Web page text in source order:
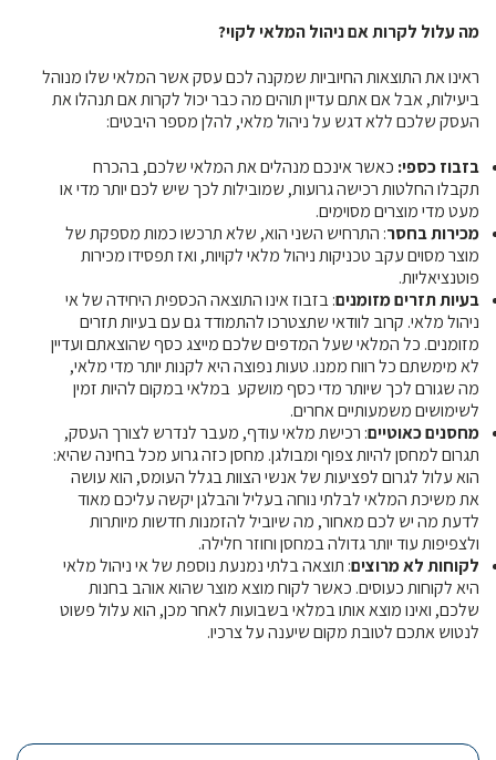
מה עלול לקרות אם ניהול המלאי לקוי?
ראינו את התוצאות החיוביות שמקנה לכם עסק אשר המלאי שלו מנוהל
ביעילות, אבל אם אתם עדיין תוהים מה כבר יכול לקרות אם תנהלו את
העסק שלכם ללא דגש על ניהול מלאי, להלן מספר היבטים:
בזבוז כספי: כאשר אינכם מנהלים את המלאי שלכם, בהכרח
תקבלו החלטות רכישה גרועות, שמובילות לכך שיש לכם יותר מדי או
מעט מדי מוצרים מסוימים.
מכירות בחסר: התרחיש השני הוא, שלא תרכשו כמות מספקת של
מוצר מסוים עקב טכניקות ניהול מלאי לקויות, ואז תפסידו מכירות
פוטנציאליות.
בעיות תזרים מזומנים: בזבוז אינו התוצאה הכספית היחידה של אי
ניהול מלאי. קרוב לוודאי שתצטרכו להתמודד גם עם בעיות תזרים
מזומנים. כל המלאי שעל המדפים שלכם מייצג כסף שהוצאתם ועדיין
לא מימשתם כל רווח ממנו. טעות נפוצה היא לקנות יותר מדי מלאי,
מה שגורם לכך שיותר מדי כסף מושקע במלאי במקום להיות זמין
לשימושים משמעותיים אחרים.
מחסנים כאוטיים: רכישת מלאי עודף, מעבר לנדרש לצורך העסק,
תגרום למחסן להיות צפוף ומבולגן. מחסן כזה גרוע מכל בחינה שהיא:
הוא עלול לגרום לפציעות של אנשי הצוות בגלל העומס, הוא עושה
את משיכת המלאי לבלתי נוחה בעליל והבלגן יקשה עליכם מאוד
לדעת מה יש לכם מאחור, מה שיוביל להזמנות חדשות מיותרות
ולצפיפות עוד יותר גדולה במחסן וחוזר חלילה.
לקוחות לא מרוצים: תוצאה בלתי נמנעת נוספת של אי ניהול מלאי
היא לקוחות כעוסים. כאשר לקוח מוצא מוצר שהוא אוהב בחנות
שלכם, ואינו מוצא אותו במלאי בשבועות לאחר מכן, הוא עלול פשוט
לנטוש אתכם לטובת מקום שיענה על צרכיו.